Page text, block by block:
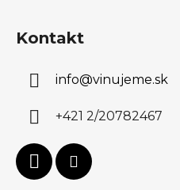
Kontakt
info@vinujeme.sk
+421 2/20782467